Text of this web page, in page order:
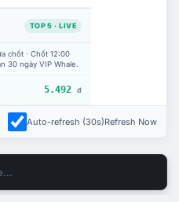
TOP 5 · LIVE
chốt · Chốt 12:00
30 ngày VIP Whale.
5.492 đ
Auto-refresh (30s)Refresh Now